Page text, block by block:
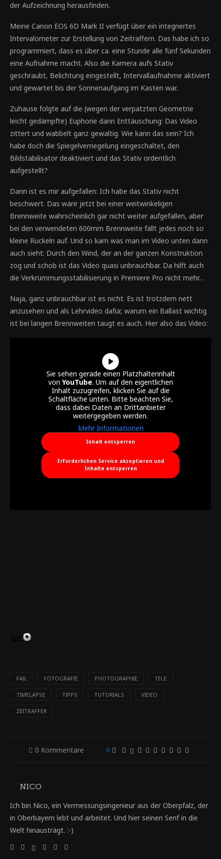
der Aufzeichnung herausfinden.
Meine Canon EOS 6D Mark II verfügt über ein integriertes
Intervalometer zur Erstellung von Zeitraffern. Das habe ich so
programmiert, dass es über ca. eine Stunde alle fünf Sekunden
eine Aufnahme macht. Also die Kamera aufs Stativ
geschraubt, Belichtung eingestellt, Intervallaufnahme aktiviert
und gewartet bis der Sonnenaufgang im Kasten war.
Zuhause folgte auf die (wegen der verpatzten Geometrie
leicht gedämpfte) Euphorie dann Enttäuschung: Das Video
zittert und wabbelt ganz gewaltig. Wie kann das sein? Ich
habe doch die Spiegelverriegelung eingeschaltet, den
Bildstabilisator deaktiviert und das Stativ ordentlich
aufgestellt?
Dann ist es mir aufgefallen: Ich habe das Stativ nicht
beschwert. Das wäre jetzt bei einer weitwinkeligen
Brennweite wahrscheinlich gar nicht weiter aufgefallen, aber
bei den verwendeten 600mm Brennweite fällt jedes noch so
kleine Ruckeln auf. Und so kam was man im Video unten dann
auch sieht: Durch den Wind, der an der ganzen Konstruktion
zog und schob ist das Video quasi unbrauchbar. Da hilft auch
die Verkrümmungsstabilisierung in Premiere Pro nicht mehr…
Naja, ganz unbrauchbar ist es nicht. Es ist trotzdem nett
anzusehen und als Lehrvideo dafür, warum ein Ballast wichtig
ist bei langen Brennweiten taugt es auch. Hier also das Video:
Sie sehen gerade einen Platzhalterinhalt
von YouTube. Um auf den eigentlichen
Inhalt zuzugreifen, klicken Sie auf die
Schaltfläche unten. Bitte beachten Sie,
dass dabei Daten an Drittanbieter
weitergegeben werden.
Mehr Informationen
Inhalt entsperren
Erforderlichen Service akzeptieren und
Inhalte entsperren
FAIL FOTOGRAFIE PHOTOGRAPHIE TELE
TIMELAPSE TIPPS TUTORIALS VIDEO
ZEITRAFFER
0 Kommentare 0
NICO
Ich bin Nico, ein Vermessungsingenieur aus der Oberpfalz, der
in Oberbayern lebt und arbeitet. Und hier seinen Senf in die
Welt hinausträgt. :-)